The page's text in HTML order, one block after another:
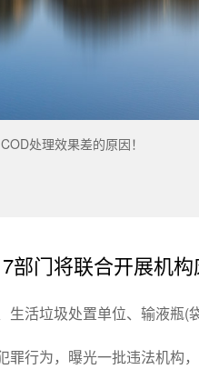
COD处理效果差的原因！
部门将联合开展机
活垃圾处置单位、输液瓶
行为，曝光一批违法机构